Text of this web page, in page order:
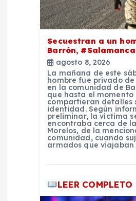
Secuestran a un
Barrón, #Salamanca
agosto 8, 2026
La mañana de este
hombre fue privado
en la comunidad de
que hasta el momento
compartieran detalles
identidad. Según
preliminar, la víctima
encontraba cerca de
Morelos, de la
comunidad, cuando
armados que
LEER COMPLETO